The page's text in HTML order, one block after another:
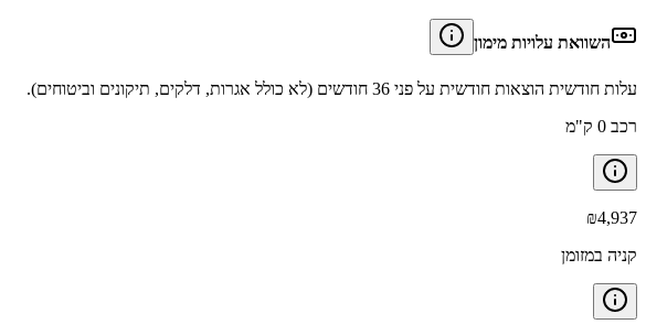
השוואת עלויות מימון
עלות חודשית הוצאות חודשית על פני 36 חודשים (לא כולל אגרות, דלקים, תיקונים וביטוחים).
רכב 0 ק"מ
₪4,937
קניה במזומן